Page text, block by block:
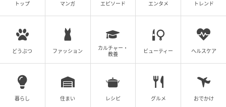
ウーマンエキサイト
■ついに兄の暴走が始まる
トップ マンガ エピソード エンタメ トレンド
どうぶつ ファッション
カルチャー・
教養
ビューティー ヘルスケア
暮らし 住まい レシピ グルメ おでかけ